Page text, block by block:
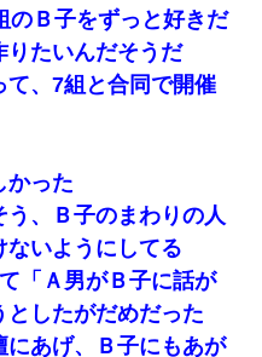
のＢ子をずっと好きだ
りたいんだそうだ
て、7組と合同で開催
かった
う、Ｂ子のまわりの人
ないようにしてる
「Ａ男がＢ子に話が
したがだめだった
にあげ、Ｂ子にもあが